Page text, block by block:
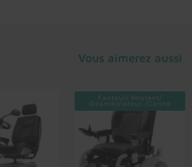
Vous aimerez aussi
Fauteuil Roulant/
Déambulateur /Canne